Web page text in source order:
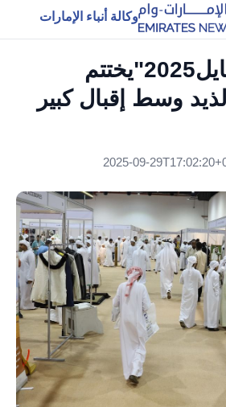
وكالة أنباء الإمارات
"معرض الأصايل2025"يختتم
وسط إقبال كبير
2025-09-